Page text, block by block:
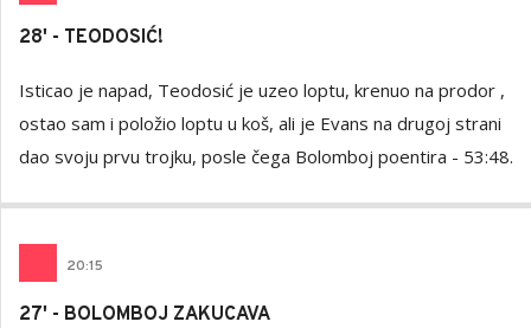
28' - TEODOSIĆ!
Isticao je napad, Teodosić je uzeo loptu, krenuo na prodor ,
ostao sam i položio loptu u koš, ali je Evans na drugoj strani
dao svoju prvu trojku, posle čega Bolomboj poentira - 53:48.
20:15
27' - BOLOMBOJ ZAKUCAVA